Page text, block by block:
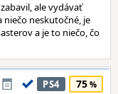
ale vydávať
neskutočné, je
a je to niečo, čo
PS4 75